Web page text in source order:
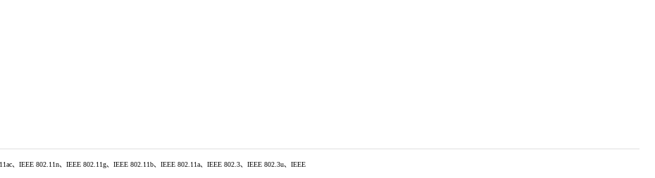
、IEEE 802.11n、IEEE 802.11g、IEEE 802.11b、IEEE 802.11a、IEEE 802.3、IEEE 802.3u、IEEE